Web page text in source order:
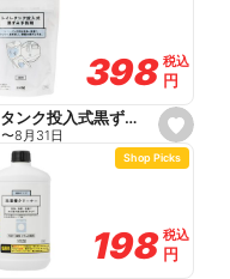
o
r
i
e
s
e
t
o
r
i
398
398 税込
税込
円
円
トイレタンク投入式黒ずみ予防剤
〜8月31日
Shop Picks
198
198 税込
税込
円
円